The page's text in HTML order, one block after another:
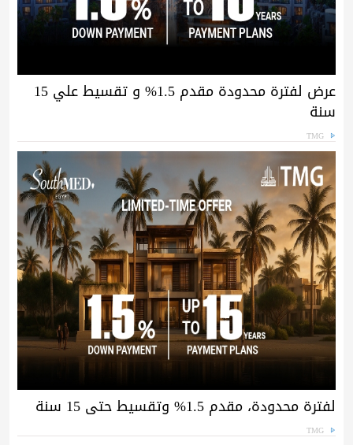
عرض لفترة محدودة مقدم 1.5% و تقسيط علي 15
سنة
TMG
لفترة محدودة، مقدم 1.5% وتقسيط حتى 15 سنة
TMG